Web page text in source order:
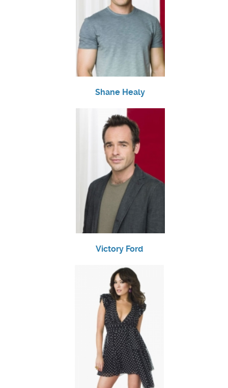
Shane Healy
Victory Ford